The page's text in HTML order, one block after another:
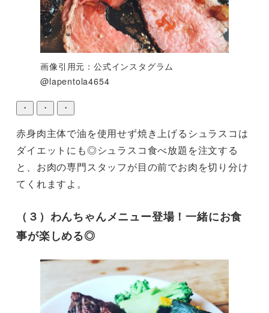
画像引用元：公式インスタグラム
@lapentola4654
・ ・ ・
赤身肉主体で油を使用せず焼き上げるシュラスコは
ダイエットにも◎シュラスコ食べ放題を注文する
と、お肉の専門スタッフが目の前でお肉を切り分け
てくれますよ。
（３）わんちゃんメニュー登場！一緒にお食
事が楽しめる◎